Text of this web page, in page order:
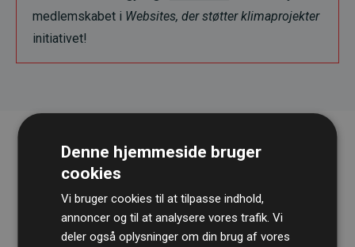
medlemskabet i Websites, der støtter klimaprojekter
initiativet!
Denne hjemmeside bruger
cookies
Vi bruger cookies til at tilpasse indhold,
annoncer og til at analysere vores trafik. Vi
deler også oplysninger om din brug af vores